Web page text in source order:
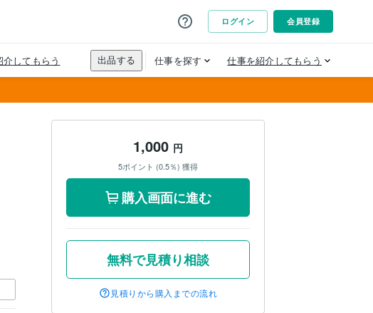
1,000 円
5ポイント (0.5％) 獲得
購入画面に進む
無料で見積り相談
見積りから購入までの流れ